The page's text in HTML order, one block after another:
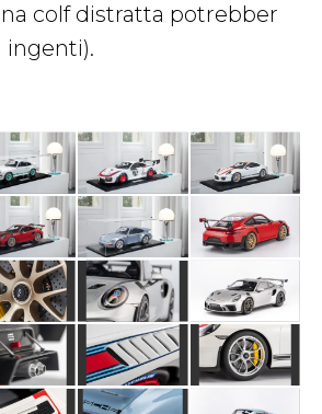
colf distratta potrebber
ingenti).